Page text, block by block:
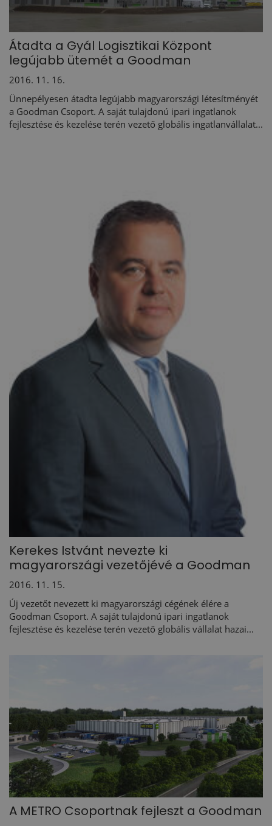
Átadta a Gyál Logisztikai Központ
legújabb ütemét a Goodman
2016. 11. 16.
Ünnepélyesen átadta legújabb magyarországi létesítményét
a Goodman Csoport. A saját tulajdonú ipari ingatlanok
fejlesztése és kezelése terén vezető globális ingatlanvállalat...
Kerekes Istvánt nevezte ki
magyarországi vezetőjévé a Goodman
2016. 11. 15.
Új vezetőt nevezett ki magyarországi cégének élére a
Goodman Csoport. A saját tulajdonú ipari ingatlanok
fejlesztése és kezelése terén vezető globális vállalat hazai...
A METRO Csoportnak fejleszt a Goodman